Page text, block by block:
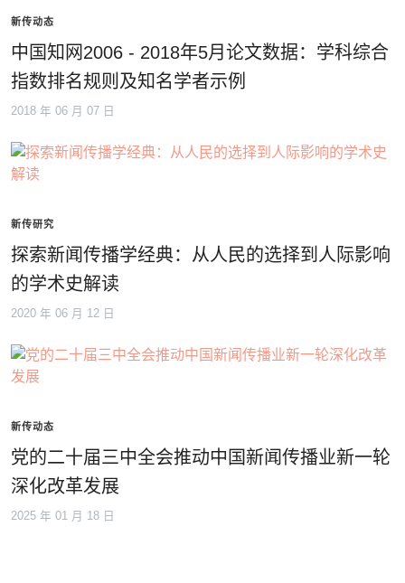
新传动态
中国知网2006 - 2018年5月论文数据：学科综合
指数排名规则及知名学者示例
2018 年 06 月 07 日
新传研究
探索新闻传播学经典：从人民的选择到人际影响
的学术史解读
2020 年 06 月 12 日
新传动态
党的二十届三中全会推动中国新闻传播业新一轮
深化改革发展
2025 年 01 月 18 日